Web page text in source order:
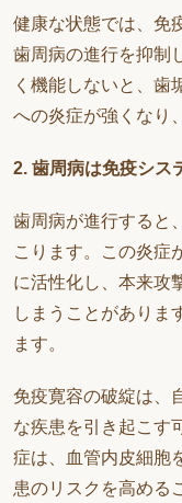
健康な状態では、免
歯周病の進行を抑制
く機能しないと、歯
への炎症が強くなり
2. 歯周病は免疫シス
歯周病が進行すると
こります。この炎症
に活性化し、本来攻
しまうことがありま
ます。
免疫寛容の破綻は、
な疾患を引き起こす
症は、血管内皮細胞
患のリスクを高める